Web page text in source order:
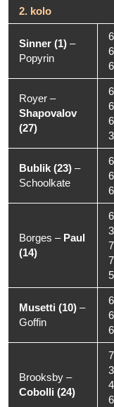
2. kolo
Sinner (1) –
Popyrin
Royer –
Shapovalov
(27)
Bublik (23) –
Schoolkate
Borges – Paul
(14)
Musetti (10) –
Goffin
Brooksby –
Cobolli (24)